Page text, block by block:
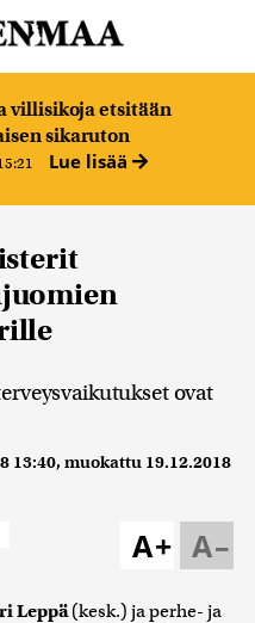
villisikoja etsitään
sikaruton
Lue lisää
ovat
13:40, muokattu 19.12.2018
A–
A+
Leppä(kesk.) ja perhe- ja